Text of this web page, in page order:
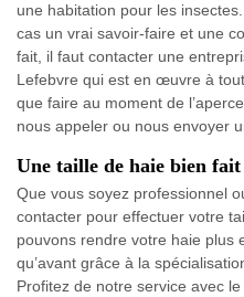
une habitation pour les
cas un vrai savoir-faire et une
fait, il faut contacter une
Lefebvre qui est en œuvre à
que faire au moment de
nous appeler ou nous envoyer
Une taille de haie bien
Que vous soyez professionnel
contacter pour effectuer votre
pouvons rendre votre haie plus
qu’avant grâce à la
Profitez de notre service avec